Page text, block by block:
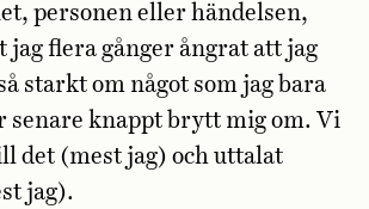
personen eller händelsen,
jag flera gånger ångrat att jag
starkt om något som jag bara
senare knappt brytt mig om. Vi
det (mest jag) och uttalat
jag).